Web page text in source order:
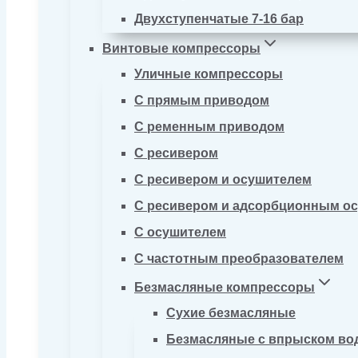
Двухступенчатые 7-16 бар
Винтовые компрессоры
Уличные компрессоры
С прямым приводом
С ременным приводом
С ресивером
С ресивером и осушителем
С ресивером и адсорбционным
С осушителем
С частотным преобразователем
Безмасляные компрессоры
Сухие безмасляные
Безмасляные с впрыском